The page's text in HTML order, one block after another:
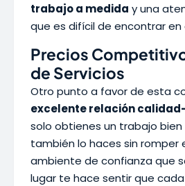
trabajo a medida y una
que es difícil de encontrar en
Precios
de Servicios
Otro punto a favor de esta
excelente relación
solo obtienes un trabajo bien
también lo haces sin romper
ambiente de confianza que
lugar te hace sentir que